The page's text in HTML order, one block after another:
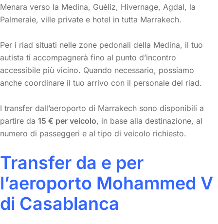
Menara verso la Medina, Guéliz, Hivernage, Agdal, la
Palmeraie, ville private e hotel in tutta Marrakech.
Per i riad situati nelle zone pedonali della Medina, il tuo
autista ti accompagnerà fino al punto d’incontro
accessibile più vicino. Quando necessario, possiamo
anche coordinare il tuo arrivo con il personale del riad.
I transfer dall’aeroporto di Marrakech sono disponibili a
partire da 15 € per veicolo, in base alla destinazione, al
numero di passeggeri e al tipo di veicolo richiesto.
Transfer da e per
l’aeroporto Mohammed V
di Casablanca